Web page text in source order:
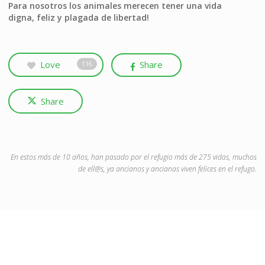
Para nosotros los animales merecen tener una vida
digna, feliz y plagada de libertad!
Love 116 Share
Share
En estos más de 10 años, han pasado por el refugio más de 275 vidas, muchos
de ell@s, ya ancianos y ancianas viven felices en el refugo.